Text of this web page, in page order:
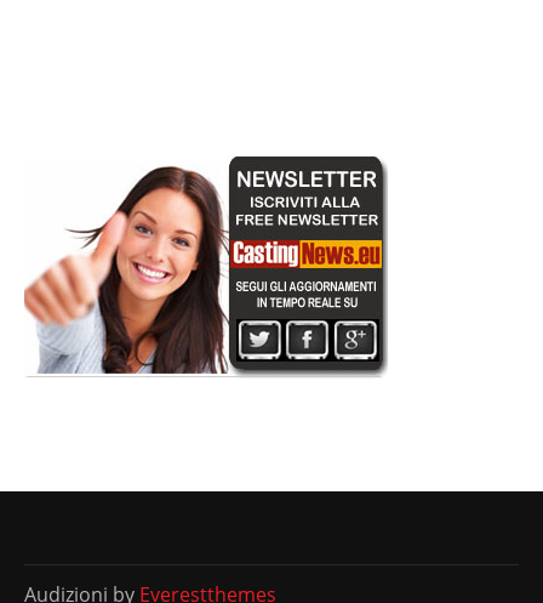
Audizioni by Everestthemes